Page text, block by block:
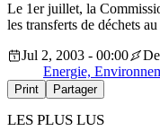
Le 1er juillet, la
les transferts de déchets
Jul 2, 2003 - 00:00
Energie,
Print Partager
LES PLUS LUS